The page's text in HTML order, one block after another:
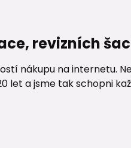
revizních
nákupu na internetu.
let a jsme tak schopni